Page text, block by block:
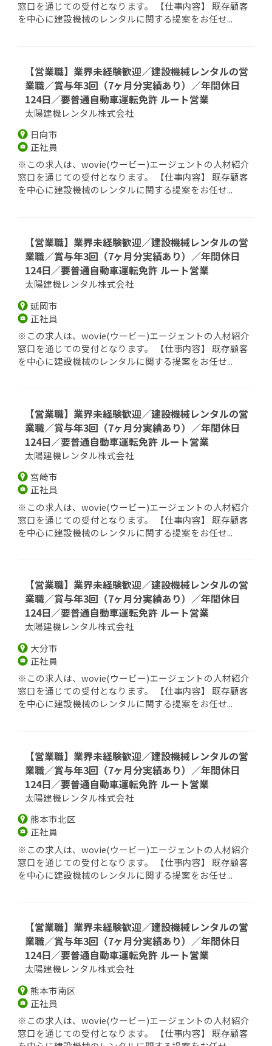
窓口を通じての受付となります。 【仕事内容】 既存顧客
を中心に建設機械のレンタルに関する提案をお任せ...
【営業職】業界未経験歓迎／建設機械レンタルの営
業職／賞与年3回（7ヶ月分実績あり）／年間休日
124日／要普通自動車運転免許 ルート営業
太陽建機レンタル株式会社
日向市
正社員
※この求人は、wovie(ウービー)エージェントの人材紹介
窓口を通じての受付となります。 【仕事内容】 既存顧客
を中心に建設機械のレンタルに関する提案をお任せ...
【営業職】業界未経験歓迎／建設機械レンタルの営
業職／賞与年3回（7ヶ月分実績あり）／年間休日
124日／要普通自動車運転免許 ルート営業
太陽建機レンタル株式会社
延岡市
正社員
※この求人は、wovie(ウービー)エージェントの人材紹介
窓口を通じての受付となります。 【仕事内容】 既存顧客
を中心に建設機械のレンタルに関する提案をお任せ...
【営業職】業界未経験歓迎／建設機械レンタルの営
業職／賞与年3回（7ヶ月分実績あり）／年間休日
124日／要普通自動車運転免許 ルート営業
太陽建機レンタル株式会社
宮崎市
正社員
※この求人は、wovie(ウービー)エージェントの人材紹介
窓口を通じての受付となります。 【仕事内容】 既存顧客
を中心に建設機械のレンタルに関する提案をお任せ...
【営業職】業界未経験歓迎／建設機械レンタルの営
業職／賞与年3回（7ヶ月分実績あり）／年間休日
124日／要普通自動車運転免許 ルート営業
太陽建機レンタル株式会社
大分市
正社員
※この求人は、wovie(ウービー)エージェントの人材紹介
窓口を通じての受付となります。 【仕事内容】 既存顧客
を中心に建設機械のレンタルに関する提案をお任せ...
【営業職】業界未経験歓迎／建設機械レンタルの営
業職／賞与年3回（7ヶ月分実績あり）／年間休日
124日／要普通自動車運転免許 ルート営業
太陽建機レンタル株式会社
熊本市北区
正社員
※この求人は、wovie(ウービー)エージェントの人材紹介
窓口を通じての受付となります。 【仕事内容】 既存顧客
を中心に建設機械のレンタルに関する提案をお任せ...
【営業職】業界未経験歓迎／建設機械レンタルの営
業職／賞与年3回（7ヶ月分実績あり）／年間休日
124日／要普通自動車運転免許 ルート営業
太陽建機レンタル株式会社
熊本市南区
正社員
※この求人は、wovie(ウービー)エージェントの人材紹介
窓口を通じての受付となります。 【仕事内容】 既存顧客